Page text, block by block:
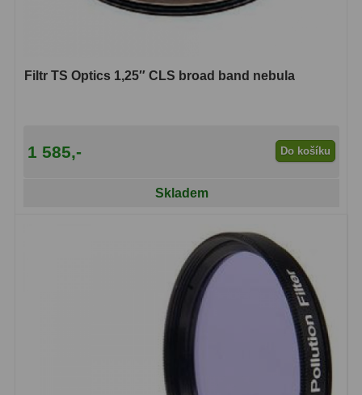
11
Turistické24
Filtr TS Optics 1,25″ CLS broad band nebula
1 585,- Do košíku
Skladem